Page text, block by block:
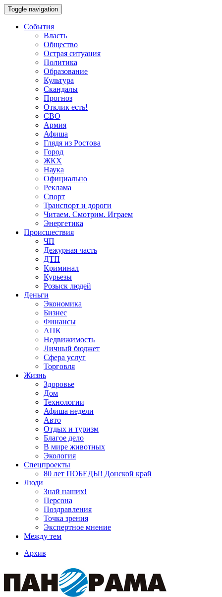
Toggle navigation
События
Власть
Общество
Острая ситуация
Политика
Образование
Культура
Скандалы
Прогноз
Отклик есть!
СВО
Армия
Афиша
Глядя из Ростова
Город
ЖКХ
Наука
Официально
Реклама
Спорт
Транспорт и дороги
Читаем. Смотрим. Играем
Энергетика
Происшествия
ЧП
Дежурная часть
ДТП
Криминал
Курьезы
Розыск людей
Деньги
Экономика
Бизнес
Финансы
АПК
Недвижимость
Личный бюджет
Сфера услуг
Торговля
Жизнь
Здоровье
Дом
Технологии
Афиша недели
Авто
Отдых и туризм
Благое дело
В мире животных
Экология
Спецпроекты
80 лет ПОБЕДЫ! Донской край
Люди
Знай наших!
Персона
Поздравления
Точка зрения
Экспертное мнение
Между тем
Архив